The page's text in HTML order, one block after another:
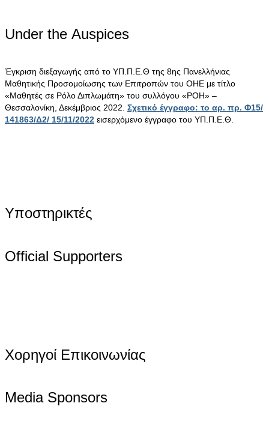
Under the Αuspices
Έγκριση διεξαγωγής από το ΥΠ.Π.Ε.Θ της 8ης Πανελλήνιας
Μαθητικής Προσομοίωσης των Επιτροπών του ΟΗΕ με τίτλο
«Μαθητές σε Ρόλο Διπλωμάτη» του συλλόγου «ΡΟΗ» –
Θεσσαλονίκη, Δεκέμβριος 2022. Σχετικό έγγραφο: το αρ. πρ. Φ15/
141863/Δ2/ 15/11/2022 εισερχόμενο έγγραφο του ΥΠ.Π.Ε.Θ.
Υποστηρικτές
Official Supporters
Χορηγοί Επικοινωνίας
Media Sponsors